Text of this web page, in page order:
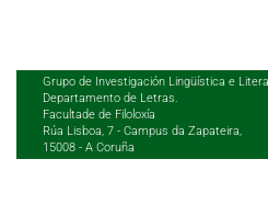
Grupo de Investigación Lingüística e
Departamento de Letras.
Facultade de Filoloxía
Rúa Lisboa, 7 - Campus da Zapateira,
15008 - A Coruña